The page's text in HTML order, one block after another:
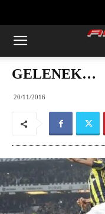
GELENEK…
20/11/2016